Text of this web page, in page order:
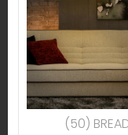
(50)